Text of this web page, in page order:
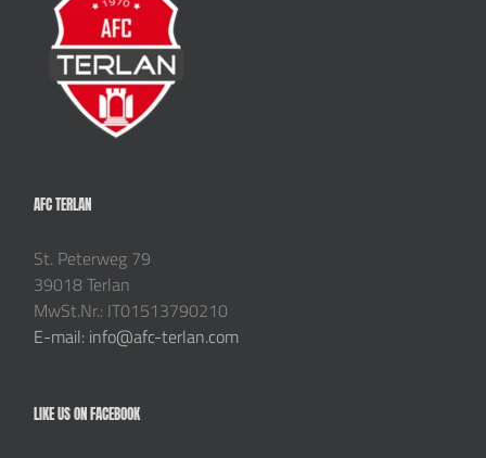
AFC TERLAN
St. Peterweg 79
39018 Terlan
MwSt.Nr.: IT01513790210
E-mail: info@afc-terlan.com
LIKE US ON FACEBOOK